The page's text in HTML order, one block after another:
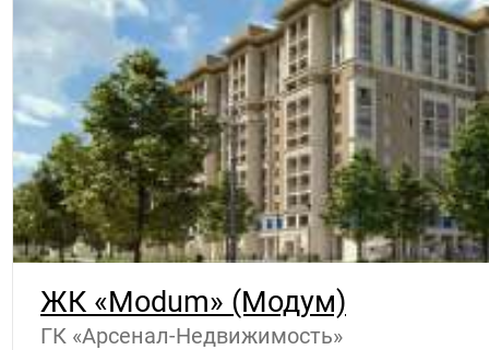
ЖК «Modum» (Модум)
ГК «Арсенал-Недвижимость»